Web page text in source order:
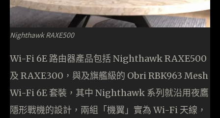
Nighthawk RAXE500
Wi-Fi 6E 路由器產品包括 Nighthawk RAXE500
及 RAXE300，與及旗艦級的 Obri RBK963 Mesh
Wi-Fi 6E 套裝，其中 Nighthawk 系列就沿用夜鷹
隱形戰機的設計，兩組「機翼」實為 Wi-Fi 天線，